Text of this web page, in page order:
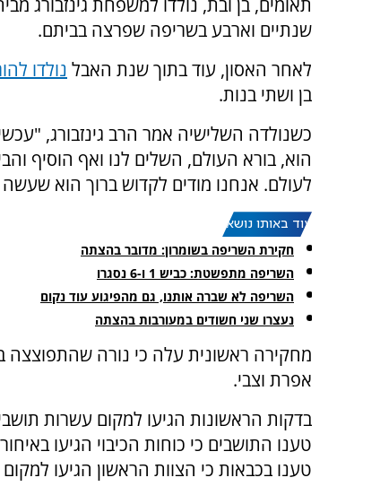
תאומים, בן ובת, נולדו למשפחת גינזבורג
שנתיים וארבע בשריפה שפרצה בביתם.
לאחר האסון, עוד בתוך שנת האבל נולדו
בן ושתי בנות.
כשנולדה השלישיה אמר הרב גינזבורג,
הוא, בורא העולם, השלים לנו ואף הוסיף
לעולם. אנחנו מודים לקדוש ברוך הוא
עוד באותו נושא:
חקירת השריפה בשומרון: מדובר בהצתה
השריפה מתפשטת: כביש 1 ו-6 נסגרו
השריפה לא שברה אותנו, גם מהפיגוע עוד נקום
נעצרו שני חשודים במעורבות בהצתה
מחקירה ראשונית עלה כי נורה
אפרת וצבי.
בדקות הראשונות הגיעו למקום עשרות
טענו התושבים כי כוחות הכיבוי הגיעו
טענו בכבאות כי הצוות הראשון הגיעו